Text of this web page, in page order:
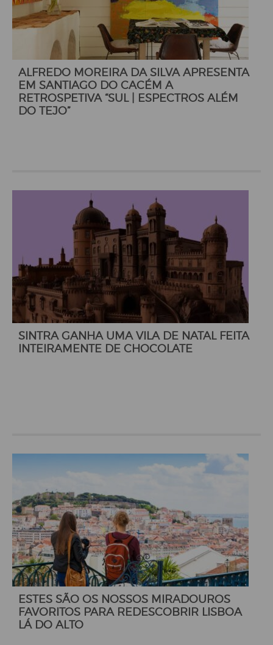
ALFREDO MOREIRA DA SILVA APRESENTA
EM SANTIAGO DO CACÉM A
RETROSPETIVA “SUL | ESPECTROS ALÉM
DO TEJO”
SINTRA GANHA UMA VILA DE NATAL FEITA
INTEIRAMENTE DE CHOCOLATE
ESTES SÃO OS NOSSOS MIRADOUROS
FAVORITOS PARA REDESCOBRIR LISBOA
LÁ DO ALTO